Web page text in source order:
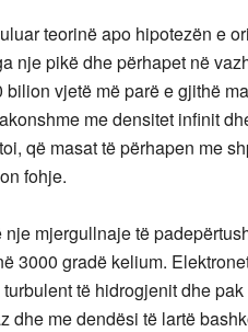
teorinë apo hipotezën e
nje pikë dhe përhapet në
vjetë më parë e gjithë
me densitet infinit
që masat të përhapen me
fohje.
mjergullnaje të
3000 gradë kelium.
të hidrogjenit dhe
dhe me dendësi të lartë